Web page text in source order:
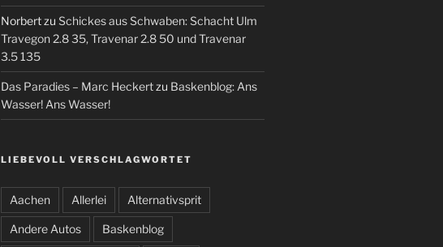
Norbertzu Schickes aus Schwaben: Schacht Ulm
Travegon 2.8 35, Travenar 2.8 50 und Travenar
3.5 135
Das Paradies – Marc Heckertzu Baskenblog: Ans
Wasser! Ans Wasser!
LIEBEVOLL VERSCHLAGWORTET
Aachen Allerlei Alternativsprit
Andere Autos Baskenblog